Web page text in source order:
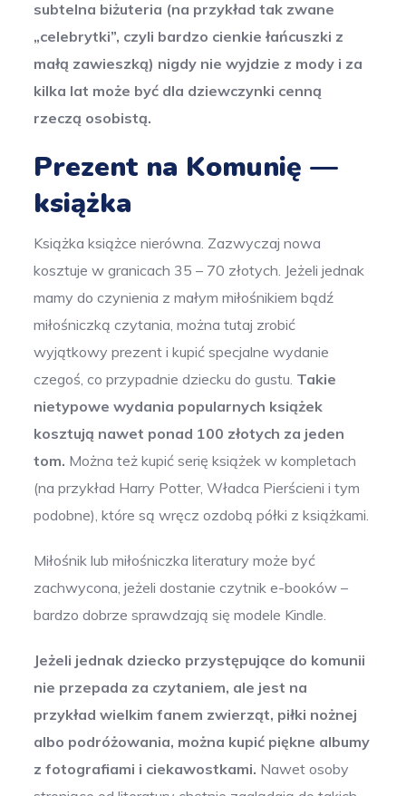
subtelna biżuteria (na przykład tak zwane
„celebrytki”, czyli bardzo cienkie łańcuszki z
małą zawieszką) nigdy nie wyjdzie z mody i za
kilka lat może być dla dziewczynki cenną
rzeczą osobistą.
Prezent na Komunię —
książka
Książka książce nierówna. Zazwyczaj nowa
kosztuje w granicach 35 – 70 złotych. Jeżeli jednak
mamy do czynienia z małym miłośnikiem bądź
miłośniczką czytania, można tutaj zrobić
wyjątkowy prezent i kupić specjalne wydanie
czegoś, co przypadnie dziecku do gustu. Takie
nietypowe wydania popularnych książek
kosztują nawet ponad 100 złotych za jeden
tom. Można też kupić serię książek w kompletach
(na przykład Harry Potter, Władca Pierścieni i tym
podobne), które są wręcz ozdobą półki z książkami.
Miłośnik lub miłośniczka literatury może być
zachwycona, jeżeli dostanie czytnik e-booków –
bardzo dobrze sprawdzają się modele Kindle.
Jeżeli jednak dziecko przystępujące do komunii
nie przepada za czytaniem, ale jest na
przykład wielkim fanem zwierząt, piłki nożnej
albo podróżowania, można kupić piękne albumy
z fotografiami i ciekawostkami. Nawet osoby